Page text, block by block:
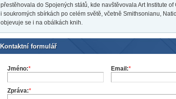
přestěhovala do Spojených států, kde navštěvovala Art Institute
i soukromých sbírkách po celém světě, včetně Smithsonianu,
objevuje se i na obálkách knih.
Kontaktní formulář
Jméno:* Email:*
Zpráva:*